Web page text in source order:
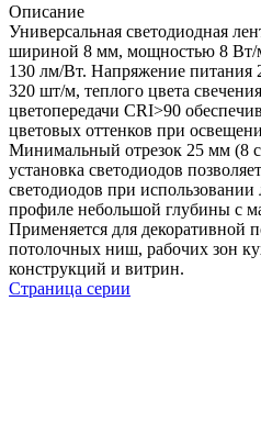
Описание
Универсальная светодиодная
шириной 8 мм, мощностью 8 Вт/
130 лм/Вт. Напряжение
320 шт/м, теплого цвета
цветопередачи CRI>90
цветовых оттенков при
Минимальный отрезок 25 мм (8
установка светодиодов
светодиодов при
профиле небольшой глубины с
Применяется для декоративной
потолочных ниш, рабочих зон
конструкций и витрин.
Страница серии